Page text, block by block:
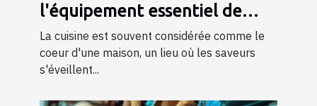
l'équipement essentiel de
cuisine
La cuisine est souvent considérée comme le
coeur d'une maison, un lieu où les saveurs
s'éveillent...